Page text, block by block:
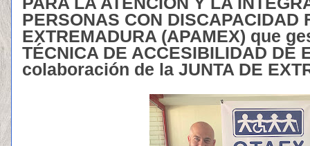
PERSONAS CON DISCAPACIDAD
EXTREMADURA (APAMEX) que
TÉCNICA DE ACCESIBILIDAD DE
colaboración de la JUNTA DE